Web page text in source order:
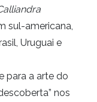
sul-americana,
Uruguai e
para a arte do
nos